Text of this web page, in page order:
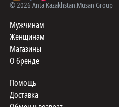
©2026 Anta Kazakhstan.Musan Group
Мужчинам
Женщинам
Магазины
О бренде
Помощь
Доставка